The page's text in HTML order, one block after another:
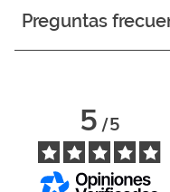
Preguntas
5/5